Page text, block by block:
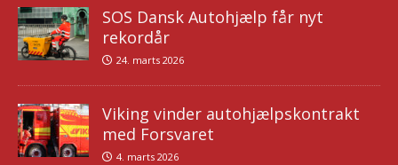
SOS Dansk Autohjælp får nyt
rekordår
24. marts 2026
Viking vinder autohjælpskontrakt
med Forsvaret
4. marts 2026